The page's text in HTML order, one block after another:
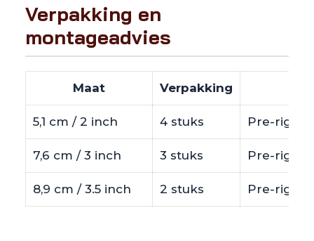
Verpakking en
montageadvies
Maat Verpakking
5,1 cm / 2 inch 4 stuks Pre-
7,6 cm / 3 inch 3 stuks Pre-
8,9 cm / 3.5 inch 2 stuks Pre-